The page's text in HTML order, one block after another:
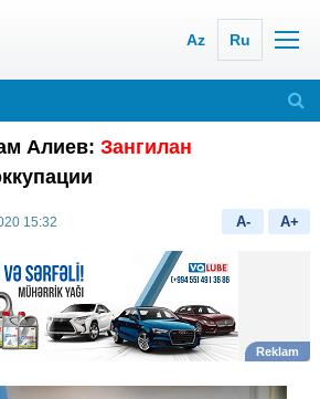
Az Ru
Алиев: Зангилан
15:32 A- A+